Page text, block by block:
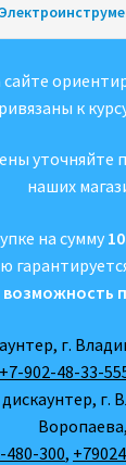
к
уточняйте
наших
на сумму
возможность
г.
+7-902-48-33-
г.
480-300,